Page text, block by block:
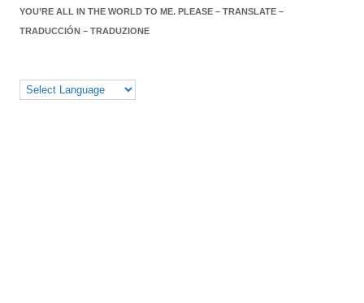
YOU’RE ALL IN THE WORLD TO ME. PLEASE – TRANSLATE –
TRADUCCIÓN – TRADUZIONE